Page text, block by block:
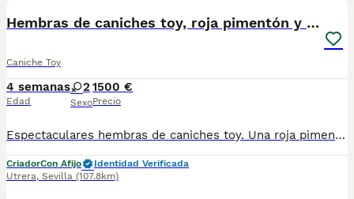
Hembras de caniches toy, roja pimentón y apricot
Caniche Toy
4 semanas
Edad
2
Sexo
1500 €
Precio
Espectaculares hembras de caniches toy. Una roja pimentón 2.000€. Otra color apricot 1.500€. Se entregan con 60 dias, vacunas acordes a la edad de entrega, desparacitaciones, cartilla y revisión veterinaria . Todos nuestros cachorros estan sociabilizados y criados en ambiente familiar. Solo respondo al 652244301.
CriadorCon Afijo
Identidad Verificada
Utrera, Sevilla (107.8km)